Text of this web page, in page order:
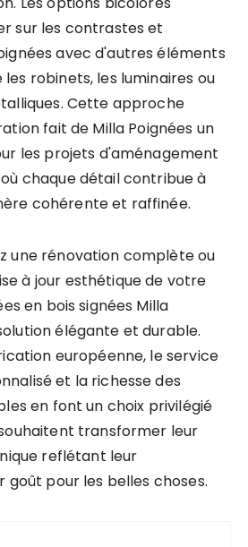
sur les contrastes et
avec d'autres éléments
robinets, les luminaires ou
Cette approche
fait de Milla Poignées un
les projets d'aménagement
chaque détail contribue à
cohérente et raffinée.
une rénovation complète ou
à jour esthétique de votre
en bois signées Milla
élégante et durable.
européenne, le service
et la richesse des
en font un choix privilégié
transformer leur
reflétant leur
pour les belles choses.